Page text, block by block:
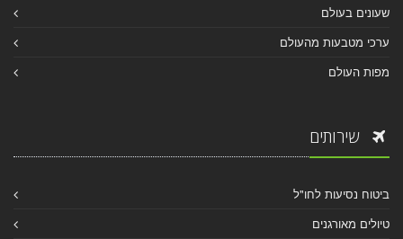
שעונים בעולם
ערכי מטבעות מהעולם
מפות העולם
שירותים
ביטוח נסיעות לחו"ל
טיולים מאורגנים